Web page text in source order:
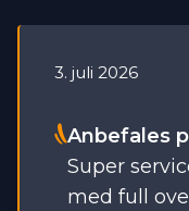
3. juli 2026
5 Stjerner
Anbefales
Super
med full